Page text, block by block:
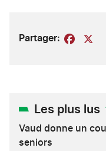
Partager:
Les plus lus
Vaud donne un
seniors